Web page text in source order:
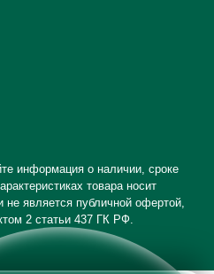
информация о наличии, сроке
товара носит
не является публичной офертой,
2 статьи 437 ГК РФ.